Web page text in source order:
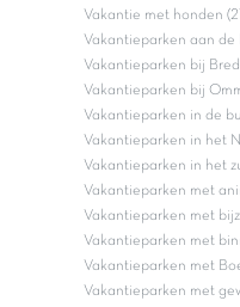
Vakantie met honden
Vakantieparken aan de
Vakantieparken bij
Vakantieparken bij
Vakantieparken in de
Vakantieparken in het
Vakantieparken in het
Vakantieparken met
Vakantieparken met
Vakantieparken met
Vakantieparken met
Vakantieparken met